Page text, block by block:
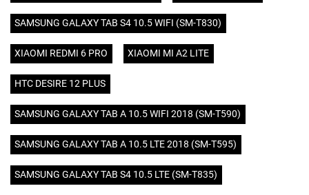
SAMSUNG GALAXY TAB S4 10.5 WIFI (SM-T830)
XIAOMI REDMI 6 PRO XIAOMI MI A2 LITE
HTC DESIRE 12 PLUS
SAMSUNG GALAXY TAB A 10.5 WIFI 2018 (SM-T590)
SAMSUNG GALAXY TAB A 10.5 LTE 2018 (SM-T595)
SAMSUNG GALAXY TAB S4 10.5 LTE (SM-T835)